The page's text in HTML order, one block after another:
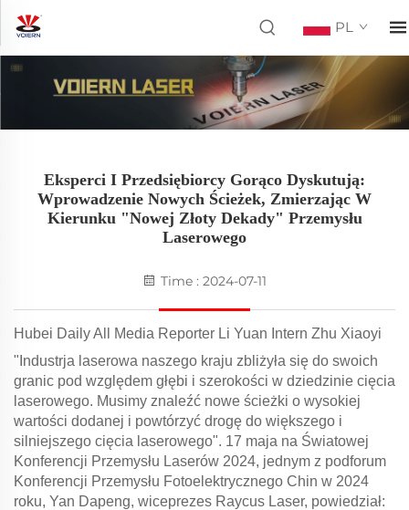
PL
Eksperci I Przedsiębiorcy Gorąco Dyskutują:
Wprowadzenie Nowych Ścieżek, Zmierzając W
Kierunku "nowej Złoty Dekady" Przemysłu
Laserowego
Time : 2024-07-11
Hubei Daily All Media Reporter Li Yuan Intern Zhu Xiaoyi
"Industrja laserowa naszego kraju zbliżyła się do swoich
granic pod względem głębi i szerokości w dziedzinie cięcia
laserowego. Musimy znaleźć nowe ścieżki o wysokiej
wartości dodanej i powtórzyć drogę do większego i
silniejszego cięcia laserowego". 17 maja na Światowej
Konferencji Przemysłu Laserów 2024, jednym z podforum
Konferencji Przemysłu Fotoelektrycznego Chin w 2024
roku, Yan Dapeng, wiceprezes Raycus Laser, powiedział: